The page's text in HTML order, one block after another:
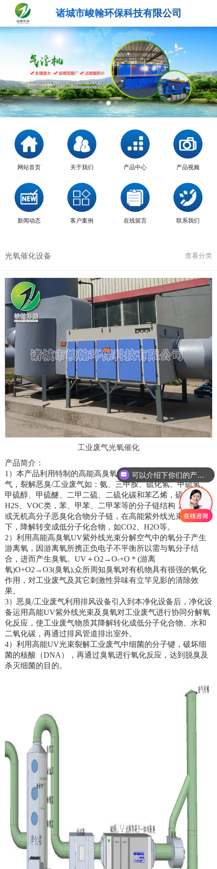
诸城市峻翰环保科技有限公司
网站首页 关于我们 产品中心 产品视频
新闻动态 客户案例 在线留言 联系我们
光氧催化设备 查看分类
工业废气光氧催化
产品简介：
1）本产品利用特制的高能高臭氧UV紫外线光束照射工业废
气，裂解恶臭/工业废气如：氨、三甲胺、硫化氢、甲硫氢、
甲硫醇、甲硫醚、二甲二硫、二硫化碳和苯乙烯，硫化物
H2S、VOC类，苯、甲苯、二甲苯等的分子链结构，使有机
或无机高分子恶臭化合物分子链，在高能紫外线光束照射
下，降解转变成低分子化合物，如CO2、H2O等。
2）利用高能高臭氧UV紫外线光束分解空气中的氧分子产生
游离氧，因游离氧所携正负电子不平衡所以需与氧分子结
合，进而产生臭氧。UV＋O2→O-+O＊(游离
氧)O+O2→O3(臭氧),众所周知臭氧对有机物具有很强的氧化
作用，对工业废气及其它刺激性异味有立竿见影的清除效
果。
3）恶臭/工业废气利用排风设备引入到本净化设备后，净化设
备运用高能UV紫外线光束及臭氧对工业废气进行协同分解氧
化反应，使工业废气物质其降解转化成低分子化合物、水和
二氧化碳，再通过排风管道排出室外。
4）利用高能UV光束裂解工业废气中细菌的分子键，破坏细
菌的核酸（DNA），再通过臭氧进行氧化反应，达到脱臭及
杀灭细菌的目的。
可以介绍下你们的产品么